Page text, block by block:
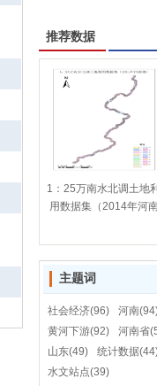
推荐数据
1：25万南水北调土地利
用数据集（2014年河
主题词
社会经济(96) 河南
黄河下游(92)
河南省
山东(49)
统计数据
水文站点(39)